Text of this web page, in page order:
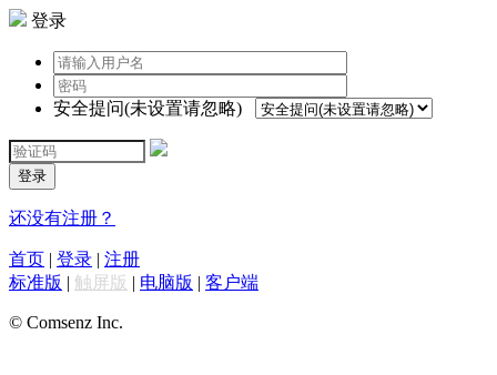
登录
安全提问(未设置请忽略)
登录
还没有注册？
首页 | 登录 | 注册
标准版 | 触屏版 | 电脑版 | 客户端
© Comsenz Inc.